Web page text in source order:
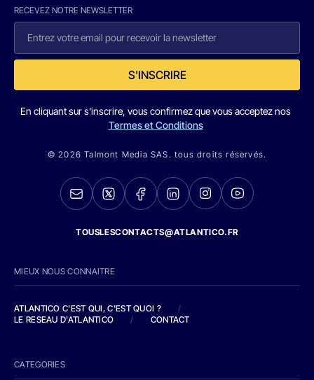
RECEVEZ NOTRE NEWSLETTER
S'INSCRIRE
En cliquant sur s'inscrire, vous confirmez que vous acceptez nos
Termes et Conditions
© 2026 Talmont Media SAS. tous droits réservés.
TOUSLESCONTACTS@ATLANTICO.FR
MIEUX NOUS CONNAITRE
ATLANTICO C'EST QUI, C'EST QUOI ?
/
LE RESEAU D'ATLANTICO
/ CONTACT
CATEGORIES